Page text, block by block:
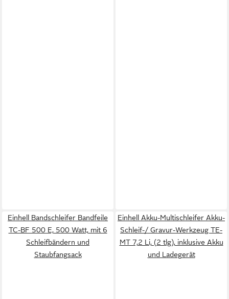
Einhell Bandschleifer Bandfeile
TC-BF 500 E, 500 Watt, mit 6
Schleifbändern und
Staubfangsack
Einhell Akku-Multischleifer Akku-
Schleif-/ Gravur-Werkzeug TE-
MT 7,2 Li, (2 tlg), inklusive Akku
und Ladegerät